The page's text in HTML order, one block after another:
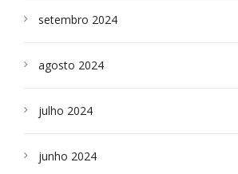
setembro 2024
agosto 2024
julho 2024
junho 2024